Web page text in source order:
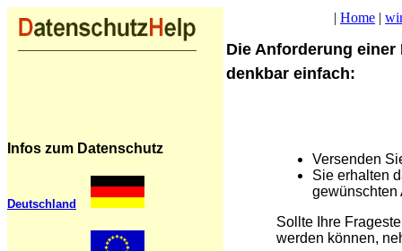
| Home |
Die Anforderung
denkbar einfach:
Infos zum Datenschutz
Deutschland
Versenden
Sie erhalten
gewünschten
Sollte Ihre
werden können,